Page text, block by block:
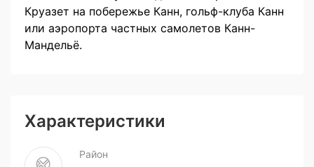
Круазет на побережье Канн, гольф-клуба Канн
или аэропорта частных самолетов Канн-
Мандельё.
Характеристики
Район